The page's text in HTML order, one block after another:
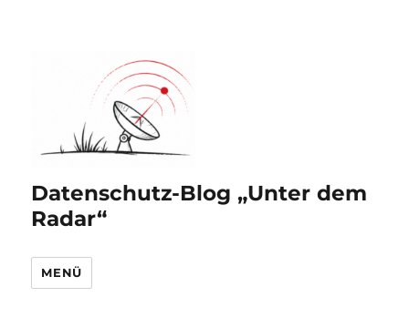
Datenschutz-Blog „Unter dem
Radar“
MENÜ